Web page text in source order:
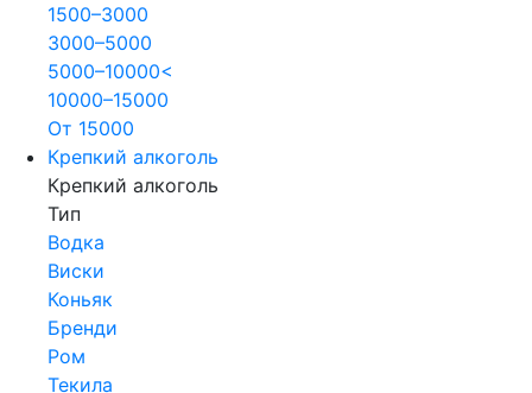
1500–3000
3000–5000
5000–10000<
10000–15000
От 15000
Крепкий алкоголь
Крепкий алкоголь
Тип
Водка
Виски
Коньяк
Бренди
Ром
Текила